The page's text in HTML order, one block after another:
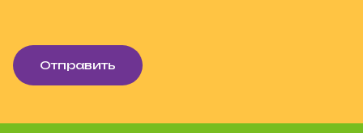
Отправить